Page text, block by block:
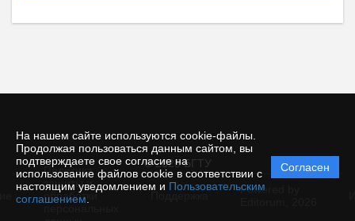
На нашем сайте используются cookie-файлы.
Продолжая пользоваться данным сайтом, вы
подтверждаете свое согласие на
использование файлов cookie в соответствии с
настоящим уведомлением и Пользовательским
соглашением
Согласен
© 2025 БГТУ
Политика
защиты и
обработки
Powered by